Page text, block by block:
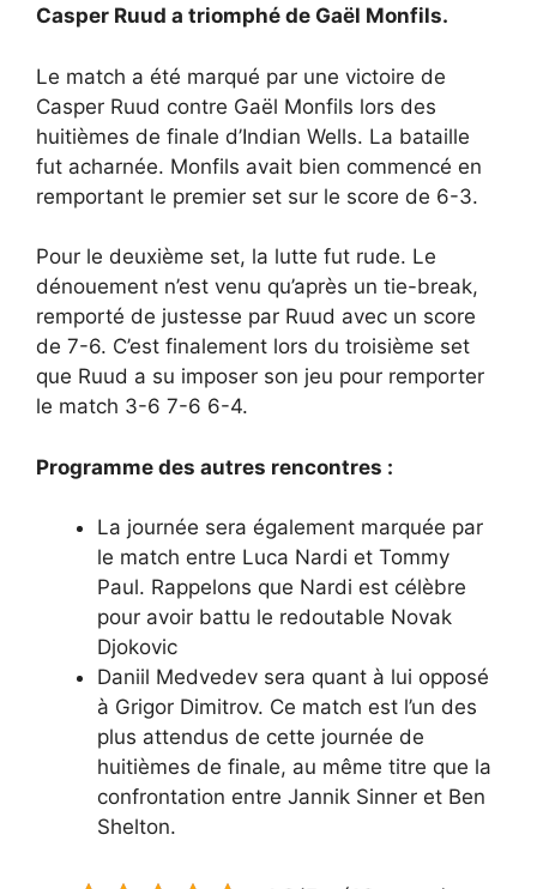
Casper Ruud a triomphé de Gaël Monfils.
Le match a été marqué par une victoire de
Casper Ruud contre Gaël Monfils lors des
huitièmes de finale d’Indian Wells. La bataille
fut acharnée. Monfils avait bien commencé en
remportant le premier set sur le score de 6-3.
Pour le deuxième set, la lutte fut rude. Le
dénouement n’est venu qu’après un tie-break,
remporté de justesse par Ruud avec un score
de 7-6. C’est finalement lors du troisième set
que Ruud a su imposer son jeu pour remporter
le match 3-6 7-6 6-4.
Programme des autres rencontres :
La journée sera également marquée par
le match entre Luca Nardi et Tommy
Paul. Rappelons que Nardi est célèbre
pour avoir battu le redoutable Novak
Djokovic
Daniil Medvedev sera quant à lui opposé
à Grigor Dimitrov. Ce match est l’un des
plus attendus de cette journée de
huitièmes de finale, au même titre que la
confrontation entre Jannik Sinner et Ben
Shelton.